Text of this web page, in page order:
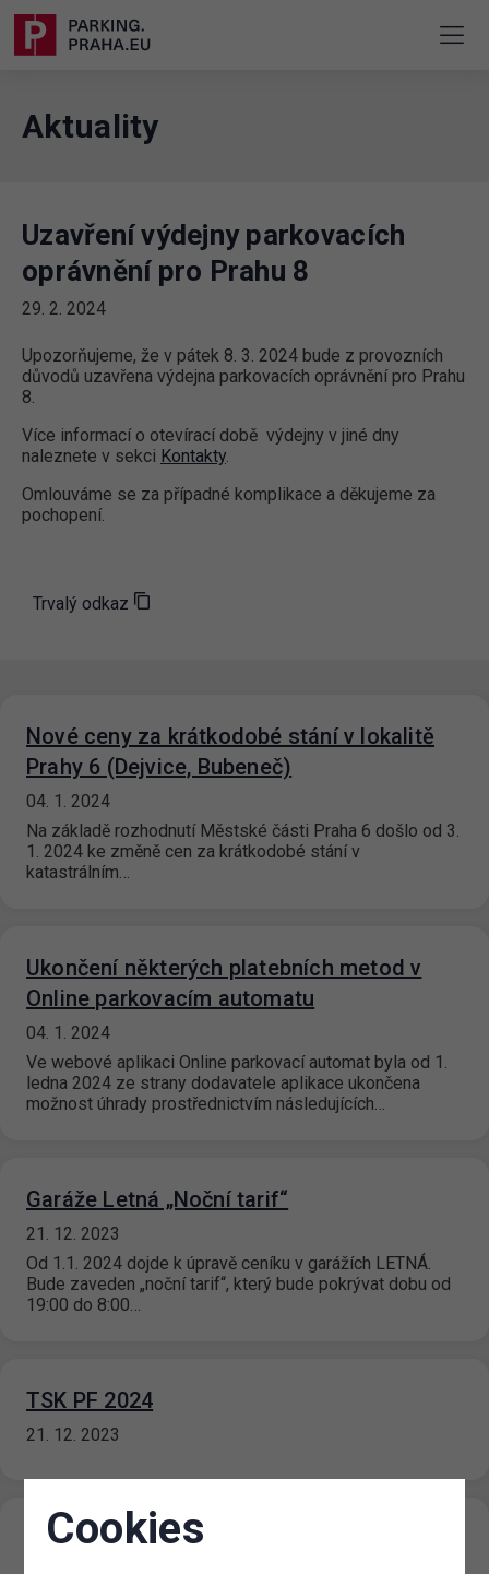
Aktuality
Uzavření výdejny parkovacích
oprávnění pro Prahu 8
29. 2. 2024
Upozorňujeme, že v pátek 8. 3. 2024 bude z provozních
důvodů uzavřena výdejna parkovacích oprávnění pro Prahu
8.
Více informací o otevírací době výdejny v jiné dny
naleznete v sekci Kontakty.
Omlouváme se za případné komplikace a děkujeme za
pochopení.
Trvalý odkaz
Nové ceny za krátkodobé stání v lokalitě
Prahy 6 (Dejvice, Bubeneč)
04. 1. 2024
Na základě rozhodnutí Městské části Praha 6 došlo od 3.
1. 2024 ke změně cen za krátkodobé stání v
katastrálním…
Ukončení některých platebních metod v
Online parkovacím automatu
04. 1. 2024
Ve webové aplikaci Online parkovací automat byla od 1.
ledna 2024 ze strany dodavatele aplikace ukončena
možnost úhrady prostřednictvím následujících…
Garáže Letná „Noční tarif“
21. 12. 2023
Od 1.1. 2024 dojde k úpravě ceníku v garážích LETNÁ.
Bude zaveden „noční tarif“, který bude pokrývat dobu od
19:00 do 8:00…
TSK PF 2024
21. 12. 2023
Změny ve výdeji parkovacích oprávní pro
Cookies